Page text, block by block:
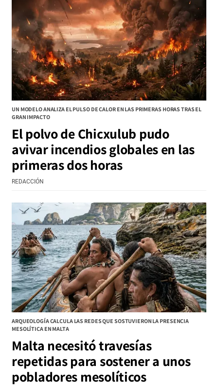
UN MODELO ANALIZA EL PULSO DE CALOR EN LAS PRIMERAS HORAS TRAS EL
GRAN IMPACTO
El polvo de Chicxulub pudo
avivar incendios globales en las
primeras dos horas
REDACCIÓN
ARQUEOLOGÍA CALCULA LAS REDES QUE SOSTUVIERON LA PRESENCIA
MESOLÍTICA EN MALTA
Malta necesitó travesías
repetidas para sostener a unos
pobladores mesolíticos